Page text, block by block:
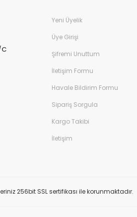
Yeni Üyelik
Üye Girişi
Şifremi Unuttum
İletişim Formu
Havale Bildirim Formu
Sipariş Sorgula
Kargo Takibi
İletişim
256bit SSL sertifikası ile korunmaktadır.